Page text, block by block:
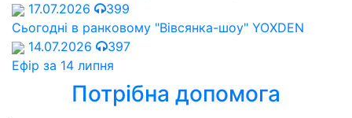
17.07.2026
399
Сьогодні в ранковому "Вівсянка-шоу" YOXDEN
14.07.2026
397
Ефір за 14 липня
Потрібна допомога